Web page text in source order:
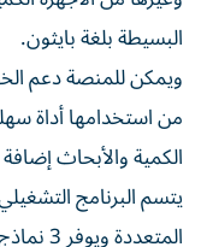
البسيطة بلغة بايثون.
ويمكن للمنصة دعم
من استخدامها أداة
الكمية والأبحاث
يتسم البرنامج